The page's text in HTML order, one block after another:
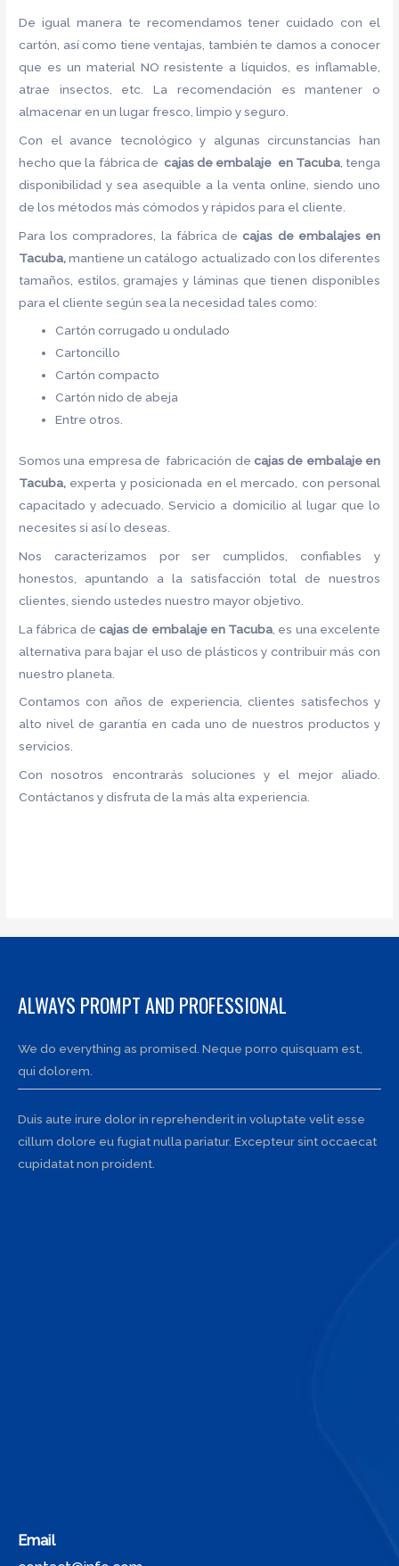
De igual manera te recomendamos tener cuidado con el
cartón, así como tiene ventajas, también te damos a conocer
que es un material NO resistente a líquidos, es inflamable,
atrae insectos, etc. La recomendación es mantener o
almacenar en un lugar fresco, limpio y seguro.
Con el avance tecnológico y algunas circunstancias han
hecho que la fábrica de cajas de embalaje en Tacuba, tenga
disponibilidad y sea asequible a la venta online, siendo uno
de los métodos más cómodos y rápidos para el cliente.
Para los compradores, la fábrica decajas de embalajes en
Tacuba,mantiene un catálogo actualizado con los diferentes
tamaños, estilos, gramajes y láminas que tienen disponibles
para el cliente según sea la necesidad tales como:
Cartón corrugado u ondulado
Cartoncillo
Cartón compacto
Cartón nido de abeja
Entre otros.
Somos una empresa de fabricación decajas de embalaje en
Tacuba, experta y posicionada en el mercado, con personal
capacitado y adecuado. Servicio a domicilio al lugar que lo
necesites si así lo deseas.
Nos caracterizamos por ser cumplidos, confiables y
honestos, apuntando a la satisfacción total de nuestros
clientes, siendo ustedes nuestro mayor objetivo.
La fábrica de cajas de embalaje en Tacuba , es una excelente
alternativa para bajar el uso de plásticos y contribuir más con
nuestro planeta.
Contamos con años de experiencia, clientes satisfechos y
alto nivel de garantía en cada uno de nuestros productos y
servicios.
Con nosotros encontrarás soluciones y el mejor aliado.
Contáctanos y disfruta de la más alta experiencia.
ALWAYS PROMPT AND PROFESSIONAL
We do everything as promised. Neque porro quisquam est,
qui dolorem.
Duis aute irure dolor in reprehenderit in voluptate velit esse
cillum dolore eu fugiat nulla pariatur. Excepteur sint occaecat
cupidatat non proident.
Email